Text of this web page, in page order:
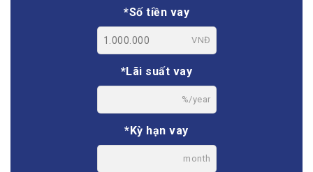
*Số tiền vay
VNĐ
*Lãi suất vay
%/year
*Kỳ hạn vay
month